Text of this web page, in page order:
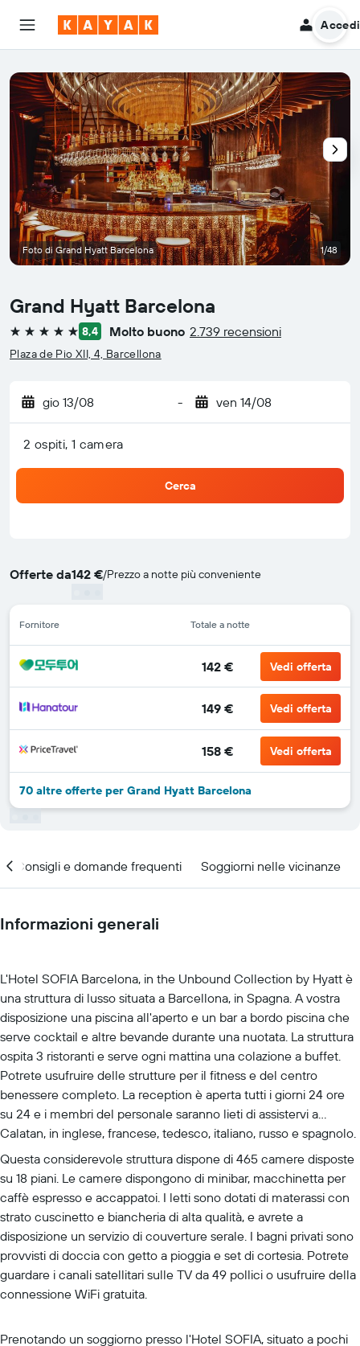
Accedi
Grand Hyatt Barcelona
5 stelle 8,4 Molto buono 2.739 recensioni
Plaza de Pio XII, 4, Barcellona
gio 13/08 - ven 14/08
2 ospiti, 1 camera
Cerca
Offerte da142 €/Prezzo a notte più conveniente
Fornitore Totale a notte
142 € Vedi offerta
149 € Vedi offerta
158 € Vedi offerta
70 altre offerte per Grand Hyatt Barcelona
Foto di Grand Hyatt Barcelona 1/48
Consigli e domande frequenti Soggiorni nelle vicinanze
Informazioni generali
L'Hotel SOFIA Barcelona, in the Unbound Collection by Hyatt è
una struttura di lusso situata a Barcellona, in Spagna. A vostra
disposizione una piscina all'aperto e un bar a bordo piscina che
serve cocktail e altre bevande durante una nuotata. La struttura
ospita 3 ristoranti e serve ogni mattina una colazione a buffet.
Potrete usufruire delle strutture per il fitness e del centro
benessere completo. La reception è aperta tutti i giorni 24 ore
su 24 e i membri del personale saranno lieti di assistervi a
Calatan, in inglese, francese, tedesco, italiano, russo e spagnolo.
Questa considerevole struttura dispone di 465 camere disposte
su 18 piani. Le camere dispongono di minibar, macchinetta per
caffè espresso e accappatoi. I letti sono dotati di materassi con
strato cuscinetto e biancheria di alta qualità, e avrete a
disposizione un servizio di couverture serale. I bagni privati sono
provvisti di doccia con getto a pioggia e set di cortesia. Potrete
guardare i canali satellitari sulle TV da 49 pollici o usufruire della
connessione WiFi gratuita.
Prenotando un soggiorno presso l'Hotel SOFIA, situato a pochi